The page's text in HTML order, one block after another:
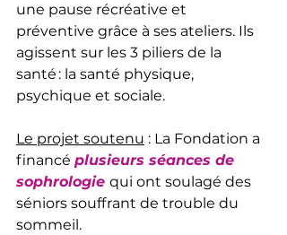
une pause récréative et
préventive grâce à ses ateliers. Ils
agissent sur les 3 piliers de la
santé : la santé physique,
psychique et sociale.
Le projet soutenu : La Fondation a
financé plusieurs séances de
sophrologie qui ont soulagé des
séniors souffrant de trouble du
sommeil.